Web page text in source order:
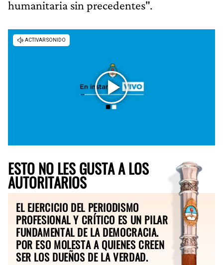
humanitaria sin precedentes".
ESTO NO LES GUSTA A LOS
AUTORITARIOS
EL EJERCICIO DEL PERIODISMO
PROFESIONAL Y CRÍTICO ES UN PILAR
FUNDAMENTAL DE LA DEMOCRACIA.
POR ESO MOLESTA A QUIENES CREEN
SER LOS DUEÑOS DE LA VERDAD.